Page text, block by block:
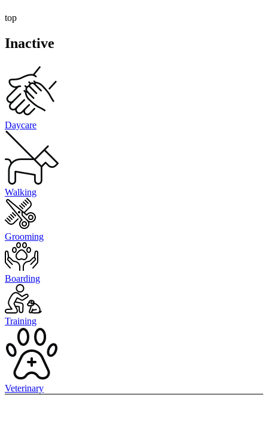
top
Inactive
Daycare
Walking
Grooming
Boarding
Training
Veterinary